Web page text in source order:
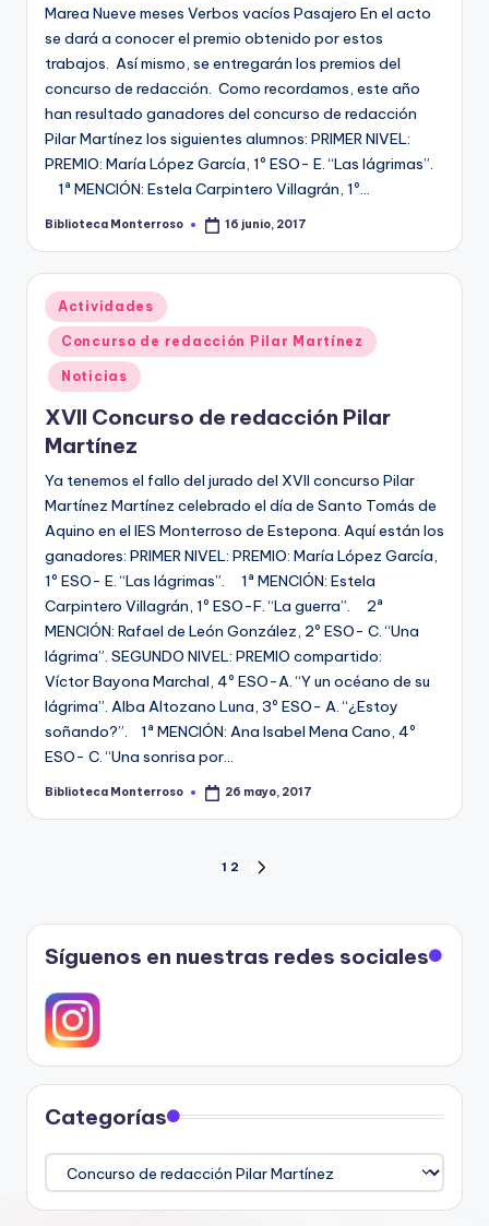
Marea Nueve meses Verbos vacíos Pasajero En el acto
se dará a conocer el premio obtenido por estos
trabajos. Así mismo, se entregarán los premios del
concurso de redacción. Como recordamos, este año
han resultado ganadores del concurso de redacción
Pilar Martínez los siguientes alumnos: PRIMER NIVEL:
PREMIO: María López García, 1º ESO- E. “Las lágrimas”.
1ª MENCIÓN: Estela Carpintero Villagrán, 1º…
Publicado
Biblioteca Monterroso 16 junio, 2017
Publicado
en
Actividades
Concurso de redacción Pilar Martínez
Noticias
XVII Concurso de redacción Pilar
Martínez
Ya tenemos el fallo del jurado del XVII concurso Pilar
Martínez Martínez celebrado el día de Santo Tomás de
Aquino en el IES Monterroso de Estepona. Aquí están los
ganadores: PRIMER NIVEL: PREMIO: María López García,
1º ESO- E. “Las lágrimas”. 1ª MENCIÓN: Estela
Carpintero Villagrán, 1º ESO-F. “La guerra”. 2ª
MENCIÓN: Rafael de León González, 2º ESO- C. “Una
lágrima”. SEGUNDO NIVEL: PREMIO compartido:
Víctor Bayona Marchal, 4º ESO-A. “Y un océano de su
lágrima”. Alba Altozano Luna, 3º ESO- A. “¿Estoy
soñando?”. 1ª MENCIÓN: Ana Isabel Mena Cano, 4º
ESO- C. “Una sonrisa por…
Publicado
Biblioteca Monterroso 26 mayo, 2017
de
entradas
1 2
Síguenos en nuestras redes sociales
Categorías
Categorías